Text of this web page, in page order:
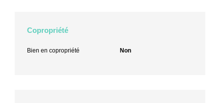
Copropriété
Bien en copropriété Non